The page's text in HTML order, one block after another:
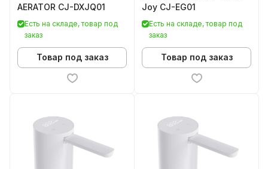
AERATOR CJ-DXJQ01
Есть на складе, товар под
заказ
Товар под заказ
Joy CJ-EG01
Есть на складе, товар под
заказ
Товар под заказ